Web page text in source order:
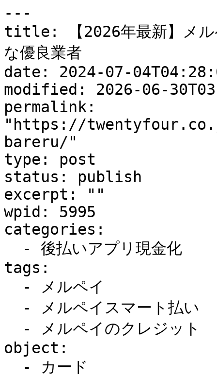
---
title: 【2026年最新】メル
な優良業者
date: 2024-07-
modified: 2026-06-
permalink:
"https://
bareru/"
type: post
status: publish
excerpt: ""
wpid: 5995
categories:
tags:
object: